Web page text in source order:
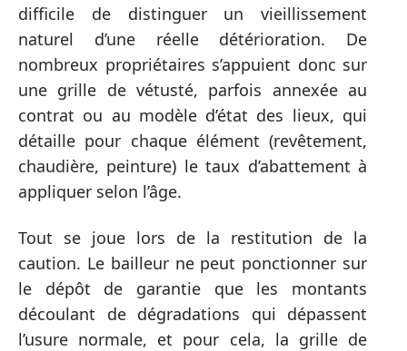
difficile de distinguer un vieillissement
naturel d’une réelle détérioration. De
nombreux propriétaires s’appuient donc sur
une grille de vétusté, parfois annexée au
contrat ou au modèle d’état des lieux, qui
détaille pour chaque élément (revêtement,
chaudière, peinture) le taux d’abattement à
appliquer selon l’âge.
Tout se joue lors de la restitution de la
caution. Le bailleur ne peut ponctionner sur
le dépôt de garantie que les montants
découlant de dégradations qui dépassent
l’usure normale, et pour cela, la grille de